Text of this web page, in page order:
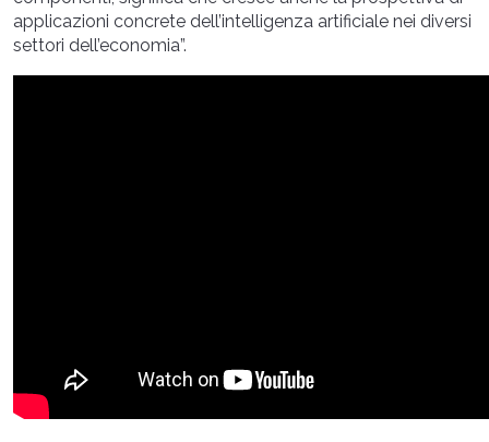
applicazioni concrete dell’intelligenza artificiale nei diversi
settori dell’economia”.